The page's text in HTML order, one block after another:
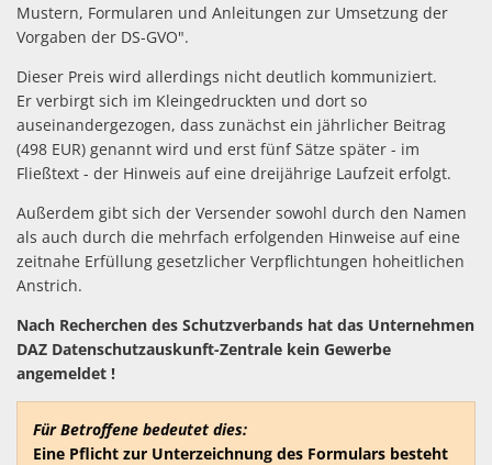
Mustern, Formularen und Anleitungen zur Umsetzung der
Vorgaben der DS-GVO".
Dieser Preis wird allerdings nicht deutlich kommuniziert.
Er verbirgt sich im Kleingedruckten und dort so
auseinandergezogen, dass zunächst ein jährlicher Beitrag
(498 EUR) genannt wird und erst fünf Sätze später - im
Fließtext - der Hinweis auf eine dreijährige Laufzeit erfolgt.
Außerdem gibt sich der Versender sowohl durch den Namen
als auch durch die mehrfach erfolgenden Hinweise auf eine
zeitnahe Erfüllung gesetzlicher Verpflichtungen hoheitlichen
Anstrich.
Nach Recherchen des Schutzverbands hat das Unternehmen
DAZ Datenschutzauskunft-Zentrale kein Gewerbe
angemeldet !
Für Betroffene bedeutet dies:
Eine Pflicht zur Unterzeichnung des Formulars besteht